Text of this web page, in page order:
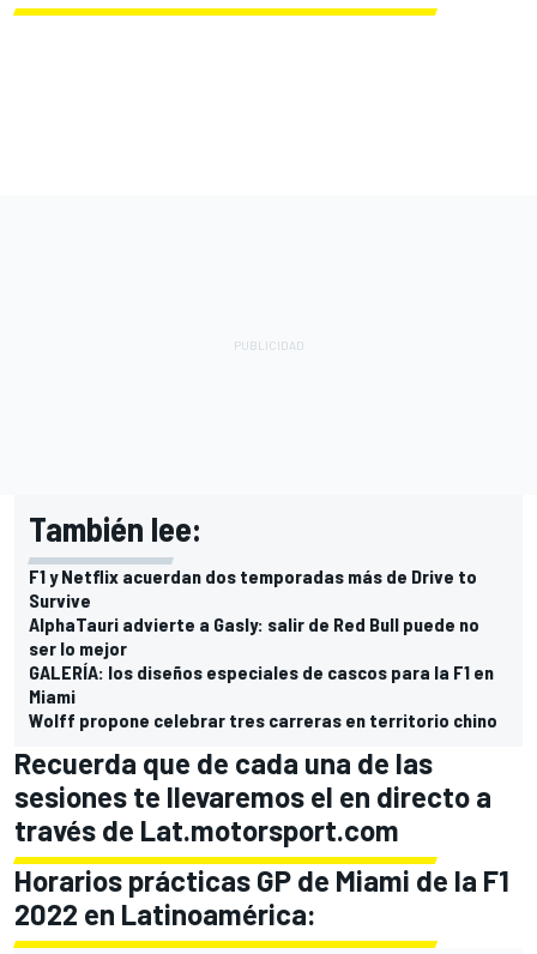
También lee:
F1 y Netflix acuerdan dos temporadas más de Drive to
Survive
AlphaTauri advierte a Gasly: salir de Red Bull puede no
ser lo mejor
GALERÍA: los diseños especiales de cascos para la F1 en
Miami
Wolff propone celebrar tres carreras en territorio chino
Recuerda que de cada una de las
sesiones te llevaremos el en directo a
través de Lat.motorsport.com
Horarios prácticas GP de Miami de la F1
2022 en Latinoamérica: